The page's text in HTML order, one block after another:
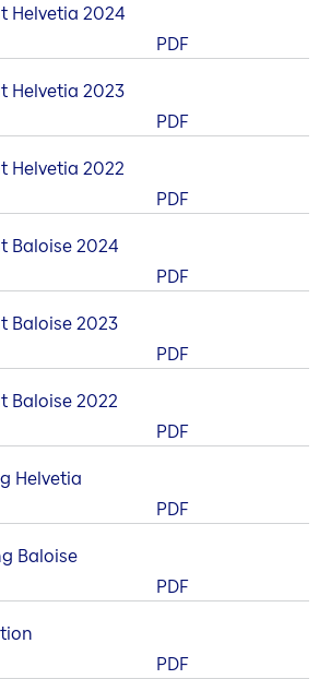
Helvetia 2024
PDF
Helvetia 2023
PDF
Helvetia 2022
PDF
Baloise 2024
PDF
Baloise 2023
PDF
Baloise 2022
PDF
Helvetia
PDF
Baloise
PDF
PDF